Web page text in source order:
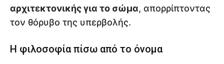
αρχιτεκτονικής για το σώμα, απορρίπτοντας
τον θόρυβο της υπερβολής.
Η φιλοσοφία πίσω από το όνομα